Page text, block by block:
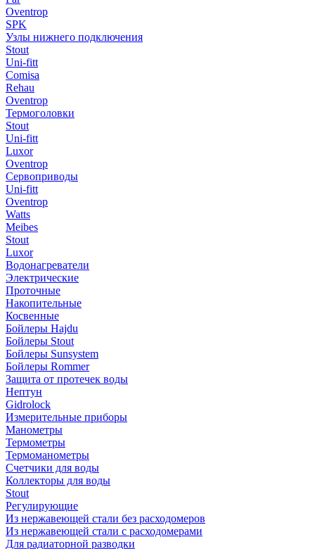
Oventrop
SPK
Узлы нижнего подключения
Stout
Uni-fitt
Comisa
Rehau
Oventrop
Термоголовки
Stout
Uni-fitt
Luxor
Oventrop
Сервоприводы
Uni-fitt
Oventrop
Watts
Meibes
Stout
Luxor
Водонагреватели
Электрические
Проточные
Накопительные
Косвенные
Бойлеры Hajdu
Бойлеры Stout
Бойлеры Sunsystem
Бойлеры Rommer
Защита от протечек воды
Нептун
Gidrolock
Измерительные приборы
Манометры
Термометры
Термоманометры
Счетчики для воды
Коллекторы для воды
Stout
Регулирующие
Из нержавеющей стали без расходомеров
Из нержавеющей стали с расходомерами
Для радиаторной разводки